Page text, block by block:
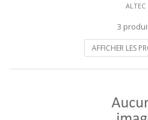
ALTEC
3
AFFICHER LES